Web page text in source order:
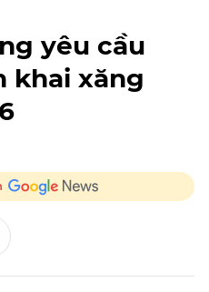
yêu cầu
khai xăng